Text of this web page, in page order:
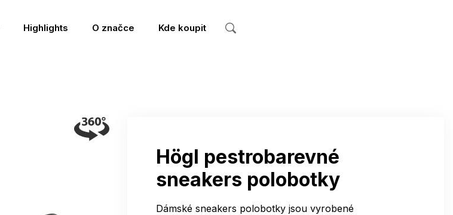
Highlights O značce Kde koupit
Högl pestrobarevné
sneakers polobotky
Dámské sneakers polobotky jsou vyrobené